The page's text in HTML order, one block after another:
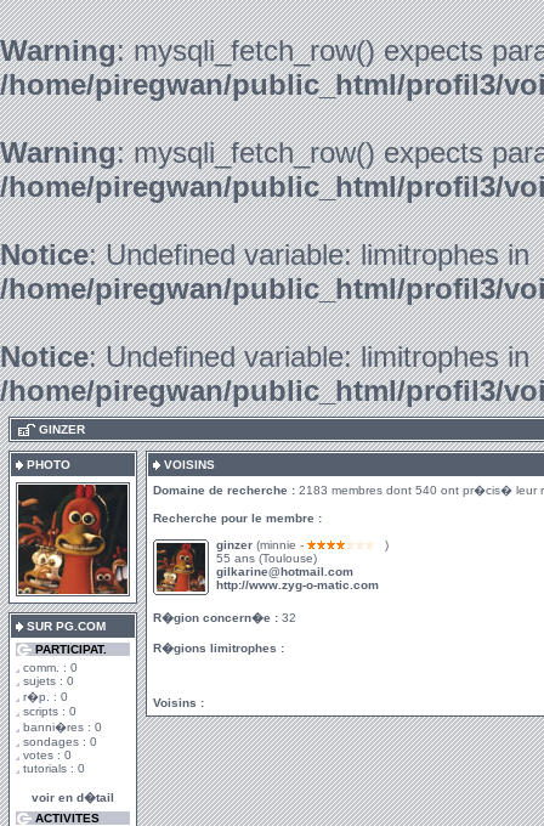
Warning: mysqli_fetch_row() expects
/home/piregwan/public_html/profil3/
Warning: mysqli_fetch_row() expects
/home/piregwan/public_html/profil3/
Notice: Undefined variable: limitrophes in
/home/piregwan/public_html/profil3/
Notice: Undefined variable: limitrophes in
/home/piregwan/public_html/profil3/
GINZER
PHOTO
SUR PG.COM
PARTICIPAT.
comm. : 0
sujets : 0
r�p. : 0
scripts : 0
banni�res : 0
sondages : 0
votes : 0
tutorials : 0
voir en d�tail
ACTIVITES
VOISINS
Domaine de recherche : 2183 membres dont 540 ont pr�cis� leur
Recherche pour le membre :
ginzer (minnie -
)
55 ans (Toulouse)
gilkarine@hotmail.com
http://www.zyg-o-matic.com
R�gion concern�e : 32
R�gions limitrophes :
Voisins :